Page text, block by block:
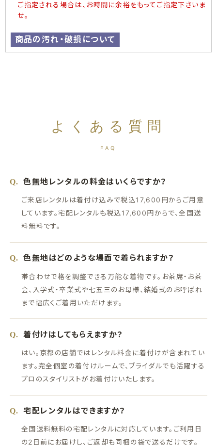
ご指定される場合は、お時間に余裕をもってご指定下さいま
せ。
商品の汚れ・破損について
よくある質問
FAQ
Q. 色無地レンタルの料金はいくらですか？
ご来店レンタルは着付け込みで税込17,600円からご用意
しています。宅配レンタルも税込17,600円からで、全国送
料無料です。
Q. 色無地はどのような場面で着られますか？
帯合わせで格を調整できる万能な着物です。お茶席・お茶
会、入学式・卒業式や七五三のお母様、結婚式のお呼ばれ
まで幅広くご着用いただけます。
Q. 着付けはしてもらえますか？
はい。京都の店舗ではレンタル料金に着付けが含まれてい
ます。完全個室の着付けルームで、ブライダルでも活躍する
プロのスタイリストがお着付けいたします。
Q. 宅配レンタルはできますか？
全国送料無料の宅配レンタルに対応しています。ご利用日
の2日前にお届けし、ご返却も同梱の袋で送るだけです。